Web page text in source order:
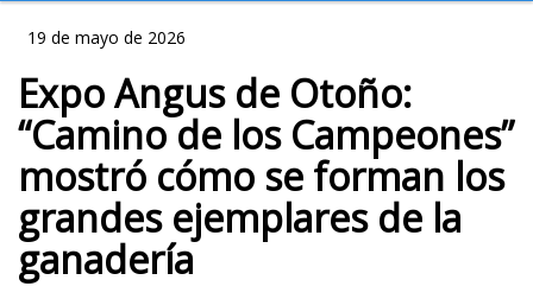
19 de mayo de 2026
Expo Angus de Otoño:
“Camino de los Campeones”
mostró cómo se forman los
grandes ejemplares de la
ganadería